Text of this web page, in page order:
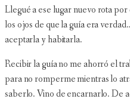
Llegué a ese lugar nuevo rota
los ojos de que la guía era
aceptarla y habitarla.
Recibir la guía no me ahorró el
para no romperme mientras lo
saberlo. Vino de encarnarlo. De